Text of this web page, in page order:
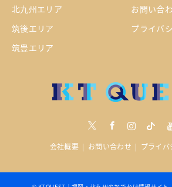
北九州エリア
筑後エリア
筑豊エリア
お問い合
プライバ
Instagramtiktock youtube
会社概要 お問い合わせ プライ